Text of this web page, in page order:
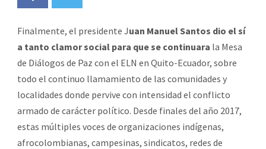
Finalmente, el presidente Juan Manuel Santos dio el sí
a tanto clamor social para que se continuara la Mesa
de Diálogos de Paz con el ELN en Quito-Ecuador, sobre
todo el continuo llamamiento de las comunidades y
localidades donde pervive con intensidad el conflicto
armado de carácter político. Desde finales del año 2017,
estas múltiples voces de organizaciones indígenas,
afrocolombianas, campesinas, sindicatos, redes de